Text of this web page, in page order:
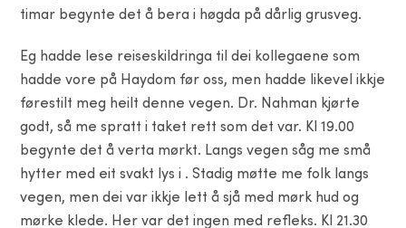
timar begynte det å bera i høgda på dårlig grusveg.
Eg hadde lese reiseskildringa til dei kollegaene som
hadde vore på Haydom før oss, men hadde likevel ikkje
førestilt meg heilt denne vegen. Dr. Nahman kjørte
godt, så me spratt i taket rett som det var. Kl 19.00
begynte det å verta mørkt. Langs vegen såg me små
hytter med eit svakt lys i . Stadig møtte me folk langs
vegen, men dei var ikkje lett å sjå med mørk hud og
mørke klede. Her var det ingen med refleks. Kl 21.30